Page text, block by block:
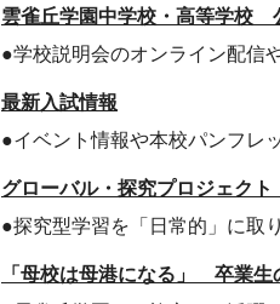
雲雀丘学園中学校・高等学校
●学校説明会のオンライン配信
最新入試情報
●イベント情報や本校パンフレ
グローバル・探究プロジェク
●探究型学習を「日常的」に取
「母校は母港になる」 卒業